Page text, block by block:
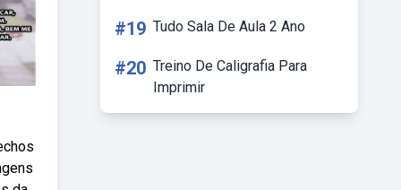
#19 Tudo Sala De Aula 2 Ano
#20 Treino De Caligrafia Para
Imprimir